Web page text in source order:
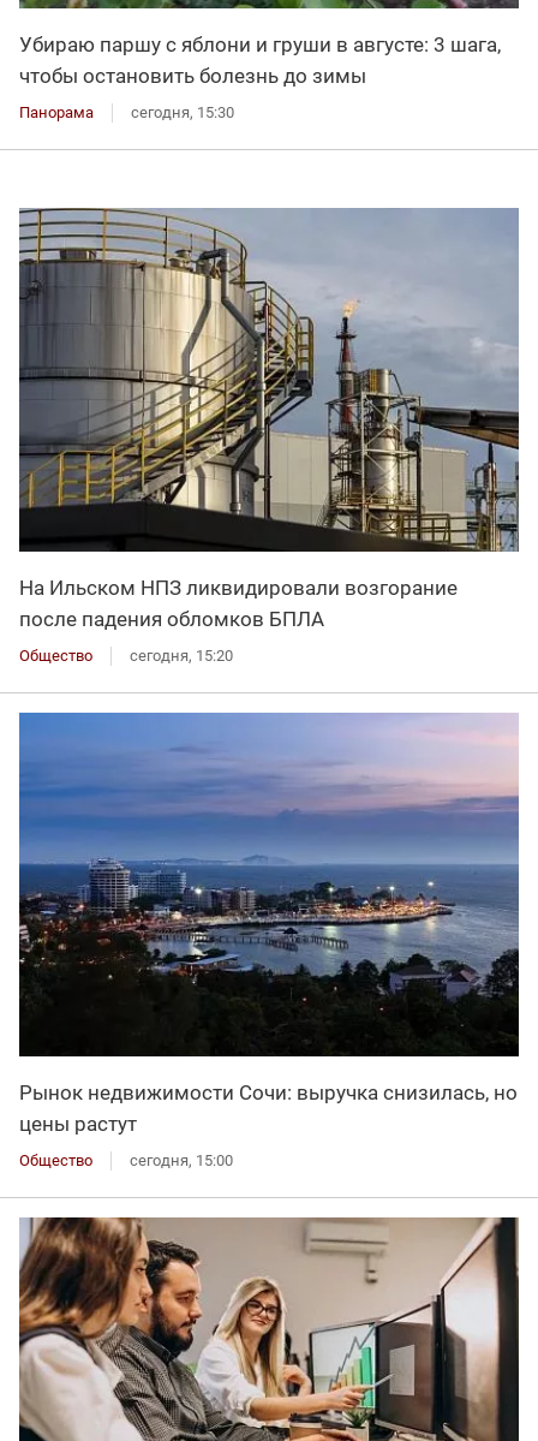
Убираю паршу с яблони и груши в августе: 3 шага,
чтобы остановить болезнь до зимы
Панорама сегодня, 15:30
На Ильском НПЗ ликвидировали возгорание
после падения обломков БПЛА
Общество сегодня, 15:20
Рынок недвижимости Сочи: выручка снизилась, но
цены растут
Общество сегодня, 15:00